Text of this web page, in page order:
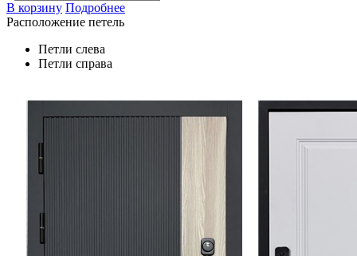
В корзину Подробнее
Расположение петель
Петли слева
Петли справа